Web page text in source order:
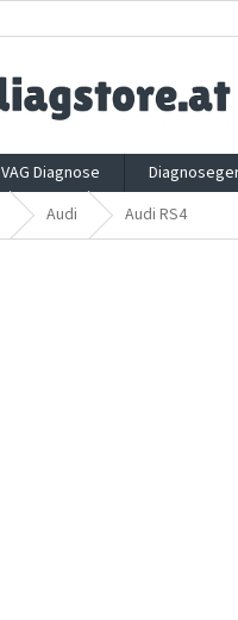
VAG Diagnose
Audi Audi RS4